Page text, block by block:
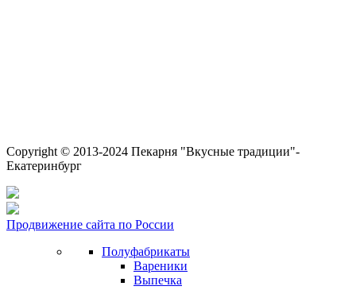
Copyright © 2013-2024 Пекарня "Вкусные традиции"-
Екатеринбург
Продвижение сайта по России
Полуфабрикаты
Вареники
Выпечка